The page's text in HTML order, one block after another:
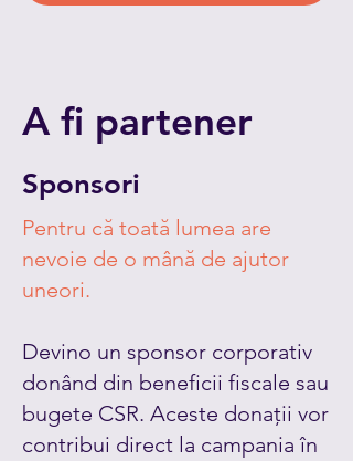
A fi partener
Sponsori
Pentru că toată lumea are
nevoie de o mână de ajutor
uneori.
Devino un sponsor corporativ
donând din beneficii fiscale sau
bugete CSR. Aceste donații vor
contribui direct la campania în